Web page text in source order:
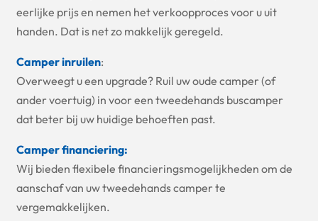
eerlijke prijs en nemen het verkoopproces voor u uit
handen. Dat is net zo makkelijk geregeld.
Camper inruilen:
Overweegt u een upgrade? Ruil uw oude camper (of
ander voertuig) in voor een tweedehands buscamper
dat beter bij uw huidige behoeften past.
Camper financiering:
Wij bieden flexibele financieringsmogelijkheden om de
aanschaf van uw tweedehands camper te
vergemakkelijken.